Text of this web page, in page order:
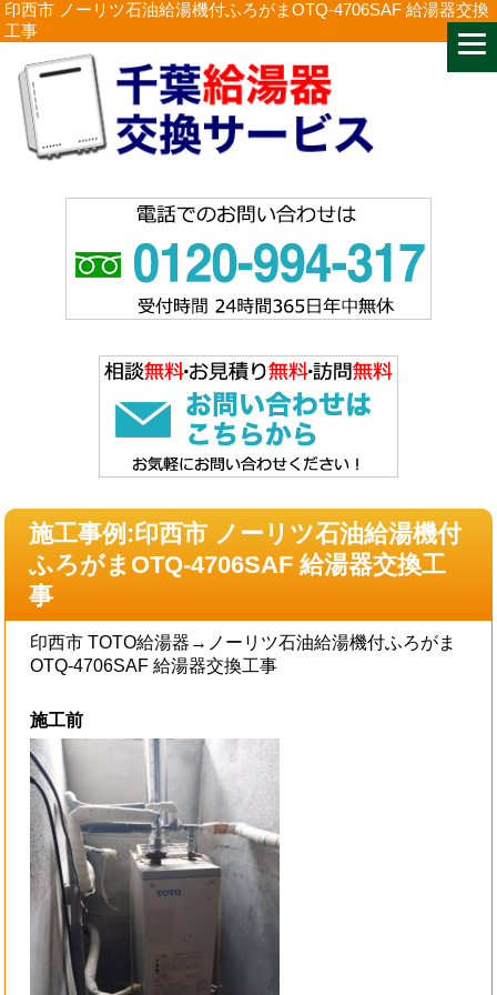
印西市 ノーリツ石油給湯機付ふろがまOTQ-4706SAF 給湯器交換
工事
施工事例:印西市 ノーリツ石油給湯機付
ふろがまOTQ-4706SAF 給湯器交換工
事
印西市 TOTO給湯器→ノーリツ石油給湯機付ふろがま
OTQ-4706SAF 給湯器交換工事
施工前